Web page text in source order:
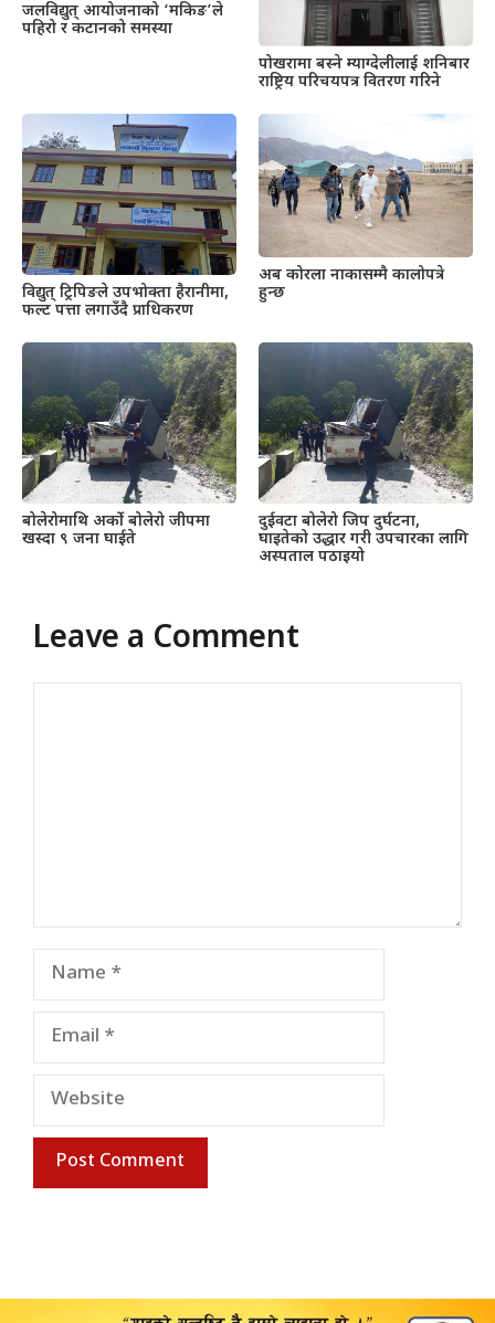
जलविद्युत् आयोजनाको ‘मकिङ’ले
पहिरो र कटानको समस्या
पोखरामा बस्ने म्याग्देलीलाई शनिबार
राष्ट्रिय परिचयपत्र वितरण गरिने
विद्युत् ट्रिपिङले उपभोक्ता हैरानीमा,
फल्ट पत्ता लगाउँदै प्राधिकरण
अब कोरला नाकासम्मै कालोपत्रे
हुन्छ
बोलेरोमाथि अर्को बोलेरो जीपमा
खस्दा ९ जना घाईते
दुईवटा बोलेरो जिप दुर्घटना,
घाइतेको उद्धार गरी उपचारका लागि
अस्पताल पठाइयो
Leave a Comment
Name
Email
Website